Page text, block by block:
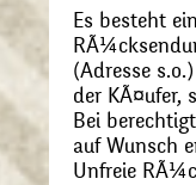
Es besteht
(Adresse
der KÃ¤ufer,
Bei
auf Wunsch
Unfreie